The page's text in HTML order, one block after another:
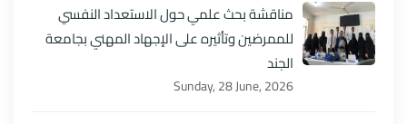
مناقشة بحث علمي حول الاستعداد النفسي
للممرضين وتأثيره على الإجهاد المهني بجامعة
الجند
Sunday, 28 June, 2026